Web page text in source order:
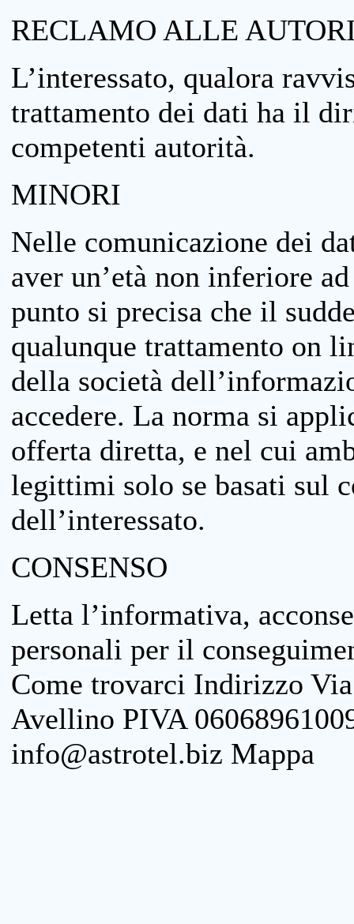
RECLAMO ALLE
L’interessato, qualora
trattamento dei dati ha il
competenti autorità.
MINORI
Nelle comunicazione dei
aver un’età non inferiore
punto si precisa che il
qualunque trattamento on
della società
accedere. La norma si
offerta diretta, e nel cui
legittimi solo se basati sul
dell’interessato.
CONSENSO
Letta l’informativa,
personali per il
Come trovarci Indirizzo
Avellino PIVA
info@astrotel.biz Mappa